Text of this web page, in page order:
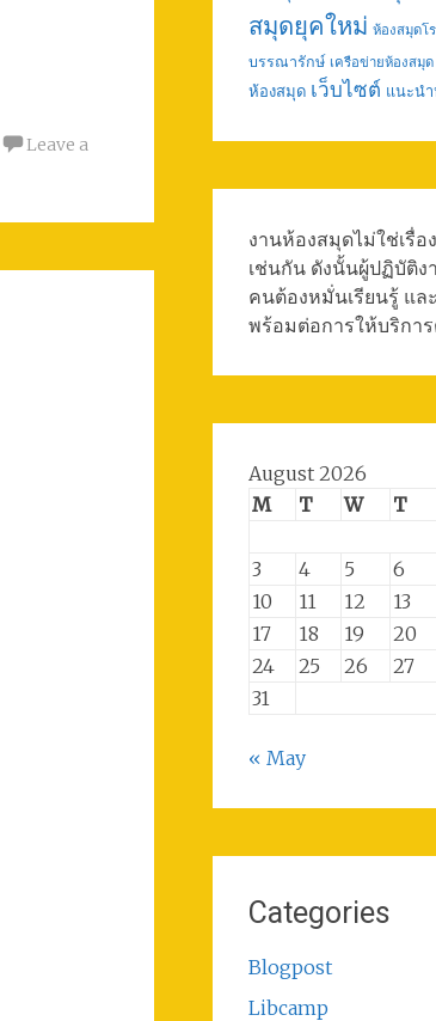
Leave a
สมุดยุคใหม่ ห้องสมุดโ
บรรณารักษ์ เครือข่ายห้องสมุด
ห้องสมุด เว็บไซต์ แนะน
งานห้องสมุดไม่ใช่เรื่อ
เช่นกัน ดังนั้นผู้ปฏิบัติ
คนต้องหมั่นเรียนรู้ แล
พร้อมต่อการให้บริการ
August 2026
M
T W T
3
4 5 6
10
11 12 13
17
18 19 20
24
25 26 27
31
« May
Categories
Blogpost
Libcamp